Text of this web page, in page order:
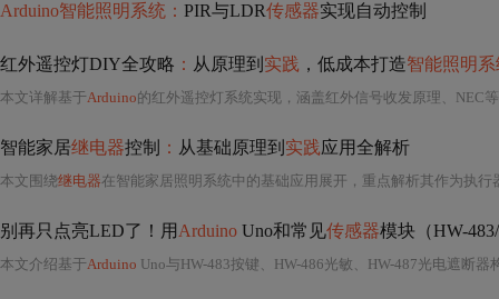
Arduino智能照明系统： PIR与LDR传感器实现自动控制
红外遥控灯DIY全攻略 ： 从原理到 实践 ，低成本打造智能照明系
本文详解基于Arduino的红外遥控灯系统实现，涵盖红外信号收发原理、NEC
智能家居继电器控制 ： 从基础原理到 实践应用全解析
本文围绕继电器在智能家居照明系统中的基础应用展开，重点解析其作为执行器的角色定位、
别再只点亮LED了！用 Arduino Uno和常见传感器模块（HW-483/
本文介绍基于Arduino Uno与HW-483按键、HW-486光敏、HW-487光电遮断器构建的智能小夜灯系统。重点